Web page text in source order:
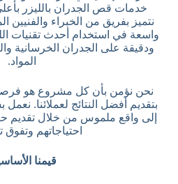
خدمات قص الجدران بالليزر
نتميز بفريق من الخبراء والفنيين
واسعة في استخدام أحدث تقنيات
ودقيقة على الجدران الخرسانية
المواد.
نحن نؤمن بأن كل مشروع هو فرصة
بتقديم أفضل النتائج لعملائنا.
إلى واقع ملموس من خلال تقديم
احتياجاتهم وتفوق
قيمنا